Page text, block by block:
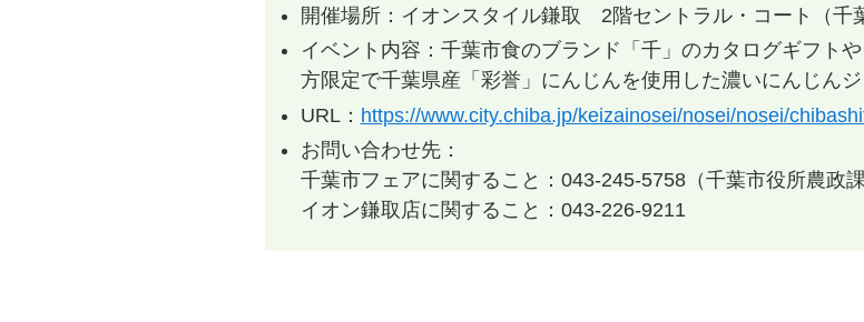
開催場所：イオンスタイル鎌取 2階セントラル・コート（千
イベント内容：千葉市食のブランド「千」のカタログギフト
方限定で千葉県産「彩誉」にんじんを使用した濃いにんじん
URL： https://www.city.chiba.jp/keizainosei/nosei/nosei/
お問い合わせ先：
千葉市フェアに関すること：043-245-5758（千葉市役所農政課
イオン鎌取店に関すること：043-226-9211